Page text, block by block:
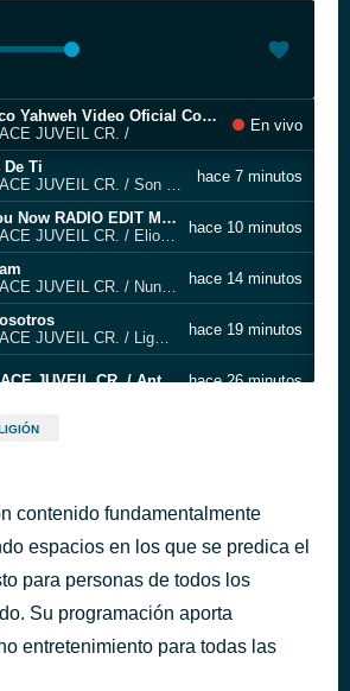
Aceite Fresco Yahweh Video Oficial Con Letra New Wine
JUVEIL CR. /
En vivo
Ti
RADIO ENLACE JUVEIL CR. / Son Celestial, Álvaro del Castillo
hace 7 minutos
We Need You Now RADIO EDIT MP3
RADIO ENLACE JUVEIL CR. / Elio Alcindor
hace 10 minutos
RADIO ENLACE JUVEIL CR. / Nunca me soltaras
hace 14 minutos
RADIO ENLACE JUVEIL CR. / Light Plan Ministry
hace 19 minutos
RADIO ENLACE JUVEIL CR. / Ante Ti hace 26 minutos
DIOS DE PODER (AUMENTA NUESTRA FE) Musica Cristiana - Alabanza y Adoracion
RADIO ENLACE JUVEIL CR. / Johan y Sofi
RADIO ENLACE JUVEIL CR. / Majo y Dan Fiel (Videoclip Oficial) hace 1 hora
contenido fundamentalmente
espacios en los que se predica el
para personas de todos los
Su programación aporta
entretenimiento para todas las